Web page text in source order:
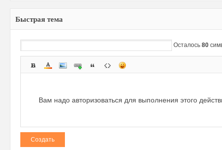
Быстрая тема
Осталось 80
Вам надо авторизоваться для выполнения этого
Создать